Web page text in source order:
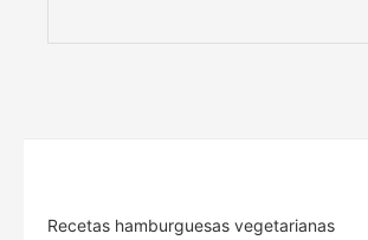
Recetas hamburguesas vegetarianas